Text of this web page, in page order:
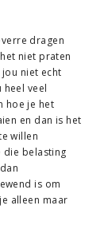
dragen
niet praten
niet echt
veel
hoe je het
en dan is het
willen
die belasting
is om
alleen maar